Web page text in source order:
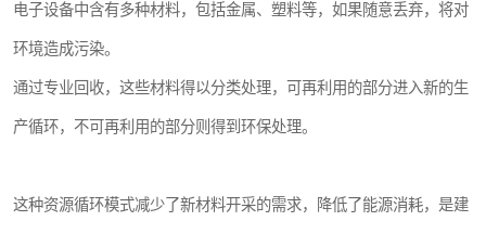
电子设备中含有多种材料，包括金属、塑料等，如果随意丢弃，将对
环境造成污染。
通过专业回收，这些材料得以分类处理，可再利用的部分进入新的生
产循环，不可再利用的部分则得到环保处理。
这种资源循环模式减少了新材料开采的需求，降低了能源消耗，是建